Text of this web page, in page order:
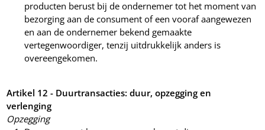
producten berust bij de ondernemer tot het moment van
bezorging aan de consument of een vooraf aangewezen
en aan de ondernemer bekend gemaakte
vertegenwoordiger, tenzij uitdrukkelijk anders is
overeengekomen.
Artikel 12 - Duurtransacties: duur, opzegging en
verlenging
Opzegging